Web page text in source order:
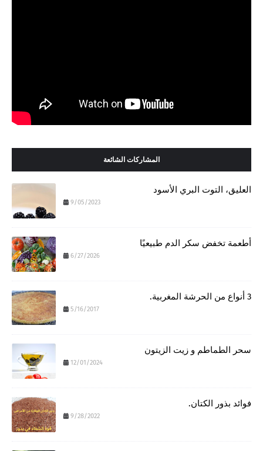
المشاركات الشائعة
العليق، التوت البري الأسود
9/05/2023
أطعمة تخفض سكر الدم طبيعيًا
6/27/2026
3 أنواع من الحرشة المغربية.
5/16/2017
سحر الطماطم و زيت الزيتون
12/01/2024
فوائد بذور الكتان.
9/28/2022